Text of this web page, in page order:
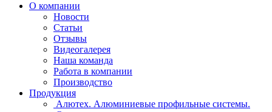
О компании
Новости
Статьи
Отзывы
Видеогалерея
Наша команда
Работа в компании
Производство
Продукция
Алютех. Алюминиевые профильные системы.